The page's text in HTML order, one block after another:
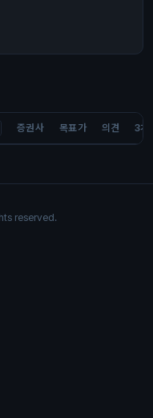
증권사 목표가 의견 3개
reserved.